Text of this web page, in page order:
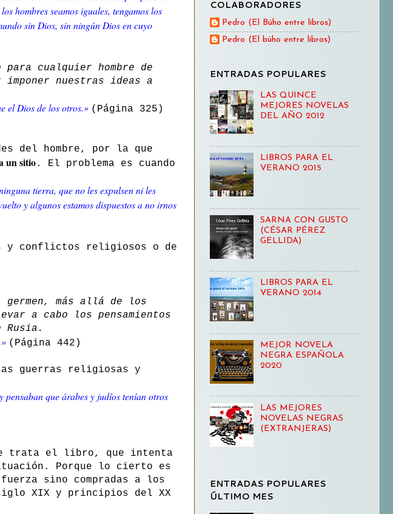
hombres seamos iguales, tengamos los
sin Dios, sin ningún Dios en cuyo
cualquier hombre de
nuestras ideas a
el Dios de los otros.» (Página 325)
del hombre, por la que
un sitio. El problema es cuando
tierra, que no les expulsen ni les
y algunos estamos dispuestos a no irnos
y conflictos religiosos o de
germen, más allá de los
a cabo los pensamientos
Rusia.
(Página 442)
guerras religiosas y
pensaban que árabes y judíos tenían otros
trata el libro, que intenta
Porque lo cierto es
sino compradas a los
XIX y principios del XX
COLABORADORES
Pedro (El Búho entre libros)
Pedro (El búho entre libros)
ENTRADAS POPULARES
LAS QUINCE
MEJORES NOVELAS
DEL AÑO 2012
LIBROS PARA EL
VERANO 2015
SARNA CON GUSTO
(CÉSAR PÉREZ
GELLIDA)
LIBROS PARA EL
VERANO 2014
MEJOR NOVELA
NEGRA ESPAÑOLA
2020
LAS MEJORES
NOVELAS NEGRAS
(EXTRANJERAS)
ENTRADAS POPULARES
ÚLTIMO MES